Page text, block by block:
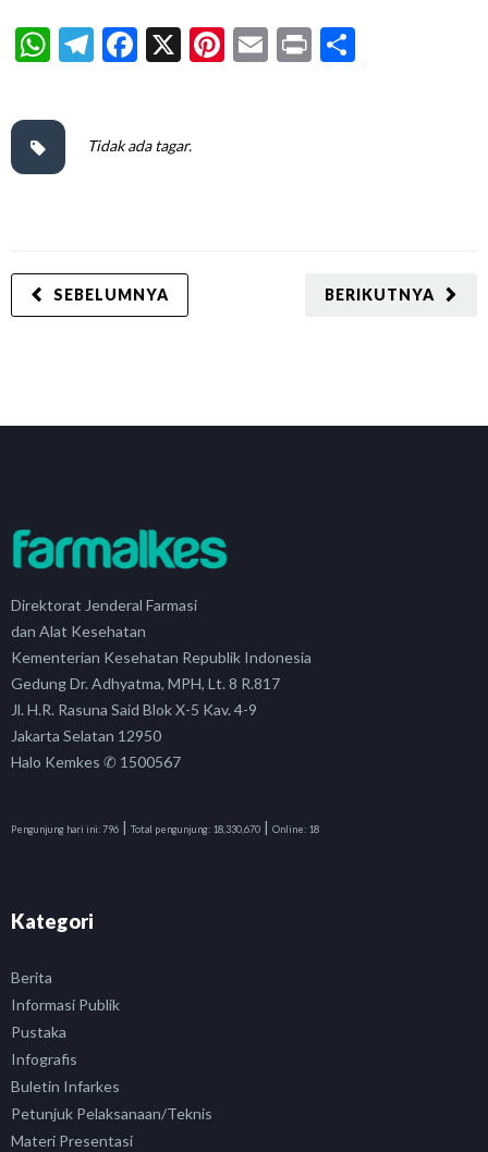
WhatsApp
Telegram
Facebook
X Pinterest
Email
Print
Tidak ada tagar.
BERIKUTNYA
SEBELUMNYA
Direktorat Jenderal Farmasi
dan Alat Kesehatan
Kementerian Kesehatan Republik Indonesia
Gedung Dr. Adhyatma, MPH, Lt. 8 R.817
Jl. H.R. Rasuna Said Blok X-5 Kav. 4-9
Jakarta Selatan 12950
Halo Kemkes ✆ 1500567
Pengunjung hari ini:796 | Total pengunjung: 18,330,670 | Online: 18
Kategori
Berita
Informasi Publik
Pustaka
Infografis
Buletin Infarkes
Petunjuk Pelaksanaan/Teknis
Materi Presentasi